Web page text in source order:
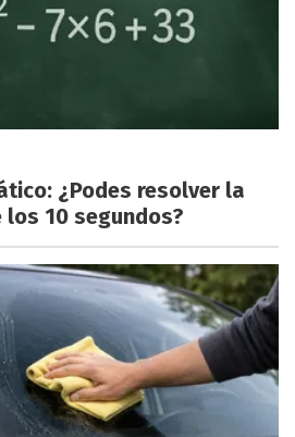
¿Podes resolver la
10 segundos?